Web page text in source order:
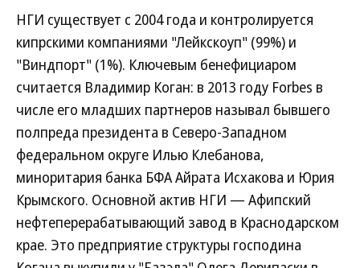
НГИ существует с 2004 года и контролируется
кипрскими компаниями "Лейкскоуп" (99%) и
"Виндпорт" (1%). Ключевым бенефициаром
считается Владимир Коган: в 2013 году Forbes в
числе его младших партнеров называл бывшего
полпреда президента в Северо-Западном
федеральном округе Илью Клебанова,
миноритария банка БФА Айрата Исхакова и Юрия
Крымского. Основной актив НГИ — Афипский
нефтеперерабатывающий завод в Краснодарском
крае. Это предприятие структуры господина